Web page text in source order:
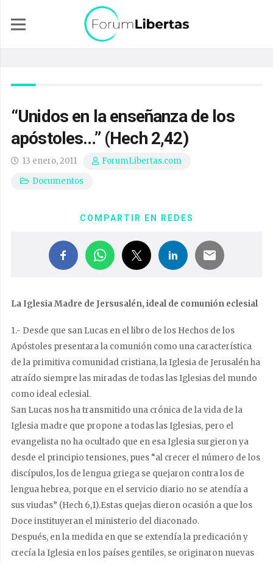
“Unidos en la enseñanza de los
apóstoles…” (Hech 2,42)
13 enero, 2011
ForumLibertas.com
Documentos
COMPARTIR EN REDES
La Iglesia Madre de Jersusalén, ideal de comunión eclesial
1.- Desde que san Lucas en el libro de los Hechos de los
Apóstoles presentara la comunión como una característica
de la primitiva comunidad cristiana, la Iglesia de Jerusalén ha
atraído siempre las miradas de todas las Iglesias del mundo
como ideal eclesial.
San Lucas nos ha transmitido una crónica de la vida de la
Iglesia madre que propone a todas las Iglesias, pero el
evangelista no ha ocultado que en esa Iglesia surgieron ya
desde el principio tensiones, pues “al crecer el número de los
discípulos, los de lengua griega se quejaron contra los de
lengua hebrea, porque en el servicio diario no se atendía a
sus viudas” (Hech 6,1).Estas quejas dieron ocasión a que los
Doce instituyeran el ministerio del diaconado.
Después, en la medida en que se extendía la predicación y
crecía la Iglesia en los países gentiles, se originaron nuevas